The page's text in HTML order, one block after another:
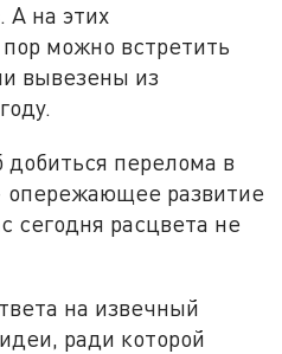
А на этих
можно встретить
вывезены из
перелома в
развитие
сегодня расцвета не
на извечный
ради которой